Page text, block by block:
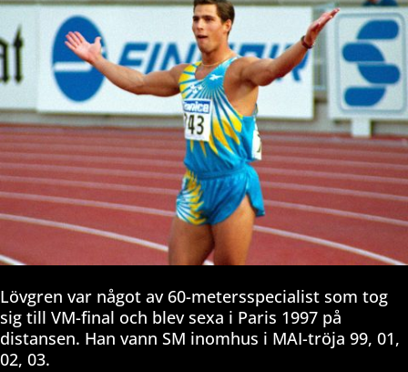
Lövgren var något av 60-metersspecialist som tog
sig till VM-final och blev sexa i Paris 1997 på
distansen. Han vann SM inomhus i MAI-tröja 99, 01,
02, 03.